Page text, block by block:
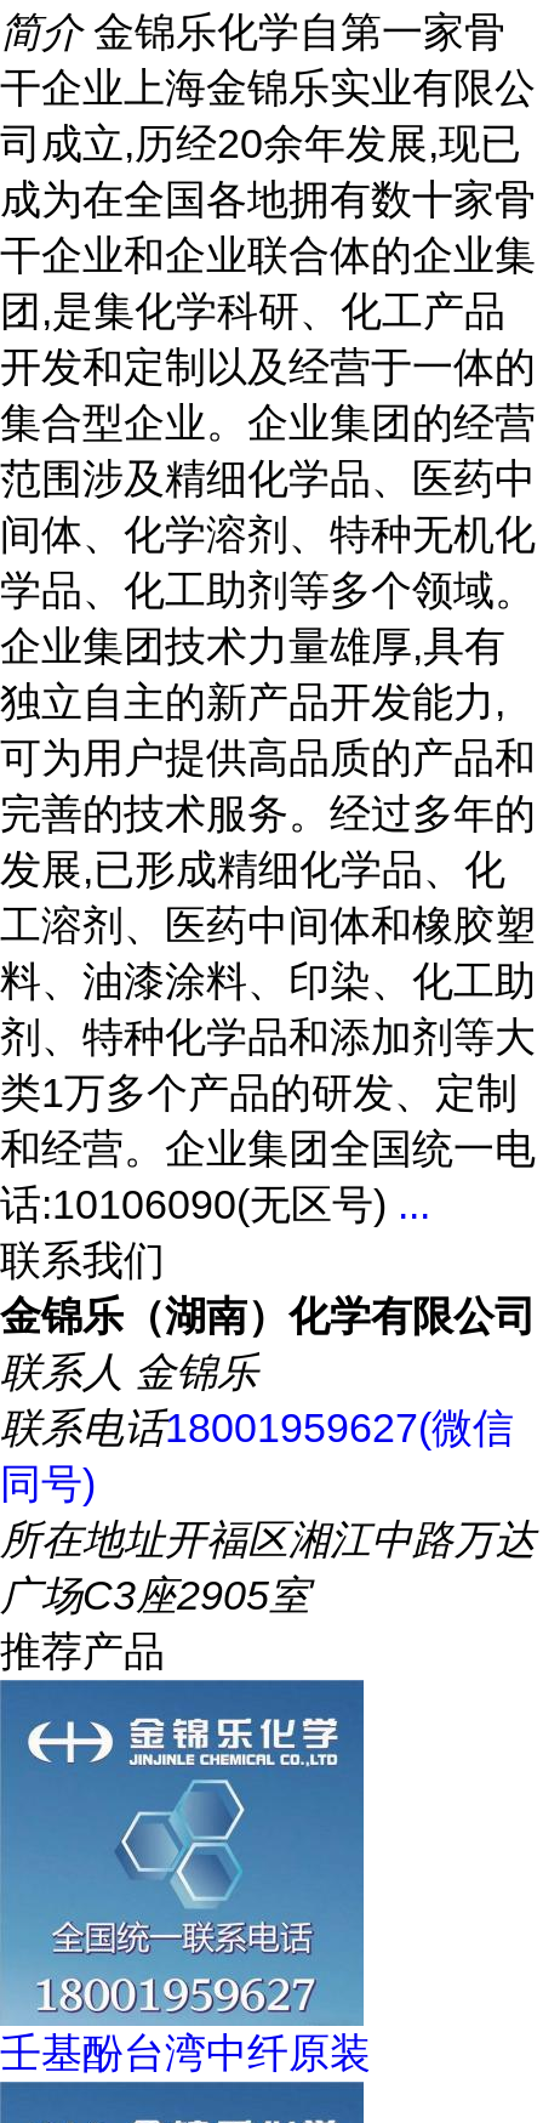
简介 金锦乐化学自第一家骨
干企业上海金锦乐实业有限公
司成立,历经20余年发展,现已
成为在全国各地拥有数十家骨
干企业和企业联合体的企业集
团,是集化学科研、化工产品
开发和定制以及经营于一体的
集合型企业。企业集团的经营
范围涉及精细化学品、医药中
间体、化学溶剂、特种无机化
学品、化工助剂等多个领域。
企业集团技术力量雄厚,具有
独立自主的新产品开发能力,
可为用户提供高品质的产品和
完善的技术服务。经过多年的
发展,已形成精细化学品、化
工溶剂、医药中间体和橡胶塑
料、油漆涂料、印染、化工助
剂、特种化学品和添加剂等大
类1万多个产品的研发、定制
和经营。企业集团全国统一电
话:10106090(无区号) ...
联系我们
金锦乐（湖南）化学有限公司
联系人 金锦乐
联系电话18001959627(微信
同号)
所在地址开福区湘江中路万达
广场C3座2905室
推荐产品
壬基酚台湾中纤原装